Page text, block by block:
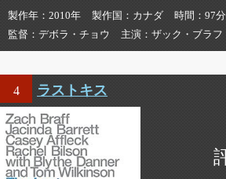
製作年 2010年 製作国 カナダ 時間
97分
監督
デボラ・チョウ 主演 ザック・ブラフ
4 ラストキス